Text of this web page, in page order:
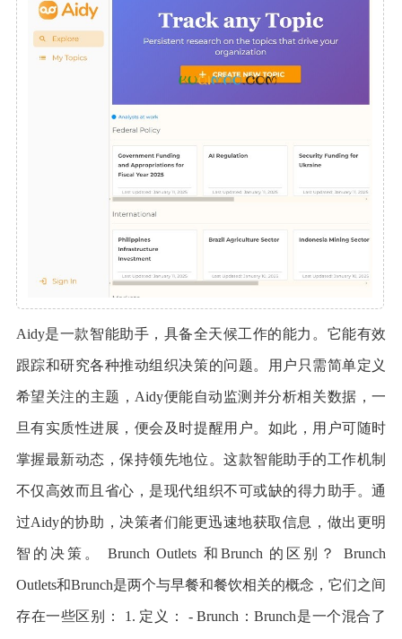
Aidy是一款智能助手，具备全天候工作的能力。它能有效
跟踪和研究各种推动组织决策的问题。用户只需简单定义
希望关注的主题，Aidy便能自动监测并分析相关数据，一
旦有实质性进展，便会及时提醒用户。如此，用户可随时
掌握最新动态，保持领先地位。这款智能助手的工作机制
不仅高效而且省心，是现代组织不可或缺的得力助手。通
过Aidy的协助，决策者们能更迅速地获取信息，做出更明
智的决策。 Brunch Outlets 和Brunch 的区别？ Brunch
Outlets和Brunch是两个与早餐和餐饮相关的概念，它们之间
存在一些区别： 1. 定义： - Brunch：Brunch是一个混合了